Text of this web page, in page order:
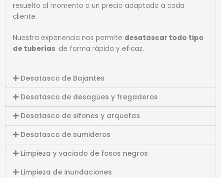
resuelto al momento a un precio adaptado a cada
cliente.
Nuestra experiencia nos permite desatascar todo tipo
de tuberías de forma rápida y eficaz.
Desatasco de Bajantes
Desatasco de desagües y fregaderos
Desatasco de sifones y arquetas
Desatasco de sumideros
Limpieza y vaciado de fosos negros
Limpieza de inundaciones